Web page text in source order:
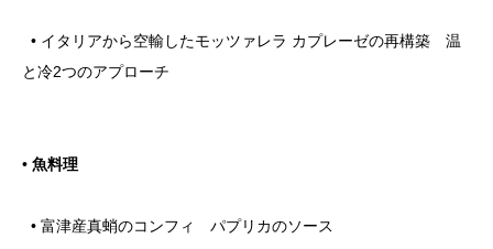
• イタリアから空輸したモッツァレラ カプレーゼの再構築 温
と冷2つのアプローチ
• 魚料理
• 富津産真蛸のコンフィ パプリカのソース